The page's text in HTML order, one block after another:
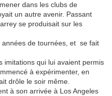
dans les clubs de
un autre avenir. Passant
se produisait sur les
de tournées, et se fait
imitations qui lui avaient permis
à expérimenter, en
drôle le soir même.
à son arrivée à Los Angeles